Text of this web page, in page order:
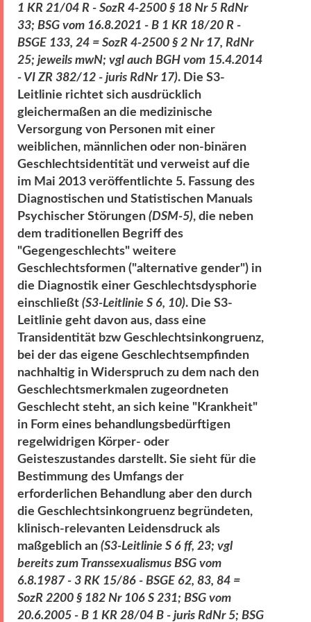
1 KR 21/04 R - SozR 4-2500 § 18 Nr 5 RdNr
33; BSG vom 16.8.2021 - B 1 KR 18/20 R -
BSGE 133, 24 = SozR 4-2500 § 2 Nr 17, RdNr
25; jeweils mwN; vgl auch BGH vom 15.4.2014
- VI ZR 382/12 - juris RdNr 17). Die S3-
Leitlinie richtet sich ausdrücklich
gleichermaßen an die medizinische
Versorgung von Personen mit einer
weiblichen, männlichen oder non-binären
Geschlechtsidentität und verweist auf die
im Mai 2013 veröffentlichte 5. Fassung des
Diagnostischen und Statistischen Manuals
Psychischer Störungen (DSM-5), die neben
dem traditionellen Begriff des
"Gegengeschlechts" weitere
Geschlechtsformen ("alternative gender") in
die Diagnostik einer Geschlechtsdysphorie
einschließt (S3-Leitlinie S 6, 10). Die S3-
Leitlinie geht davon aus, dass eine
Transidentität bzw Geschlechtsinkongruenz,
bei der das eigene Geschlechtsempfinden
nachhaltig in Widerspruch zu dem nach den
Geschlechtsmerkmalen zugeordneten
Geschlecht steht, an sich keine "Krankheit"
in Form eines behandlungsbedürftigen
regelwidrigen Körper- oder
Geisteszustandes darstellt. Sie sieht für die
Bestimmung des Umfangs der
erforderlichen Behandlung aber den durch
die Geschlechtsinkongruenz begründeten,
klinisch-relevanten Leidensdruck als
maßgeblich an (S3-Leitlinie S 6 ff, 23; vgl
bereits zum Transsexualismus BSG vom
6.8.1987 - 3 RK 15/86 - BSGE 62, 83, 84 =
SozR 2200 § 182 Nr 106 S 231; BSG vom
20.6.2005 - B 1 KR 28/04 B - juris RdNr 5; BSG